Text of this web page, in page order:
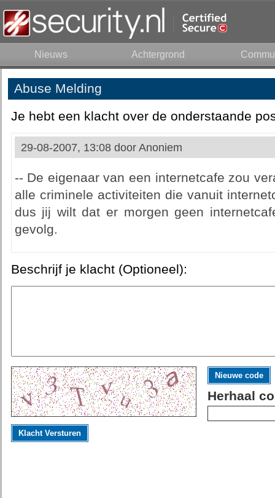
Nieuws Achtergrond
Abuse Melding
Je hebt een klacht over de onderstaande
29-08-2007, 13:08 door Anoniem
-- De eigenaar van een internetcafe zou
alle criminele activiteiten die vanuit
dus jij wilt dat er morgen geen
gevolg.
Beschrijf je klacht (Optioneel):
Nieuwe code
Herhaal
Klacht Versturen